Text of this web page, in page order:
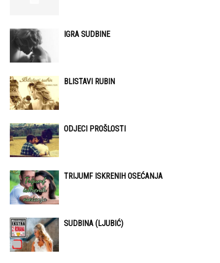
IGRA SUDBINE
BLISTAVI RUBIN
ODJECI PROŠLOSTI
TRIJUMF ISKRENIH OSEĆANJA
SUDBINA (LJUBIĆ)